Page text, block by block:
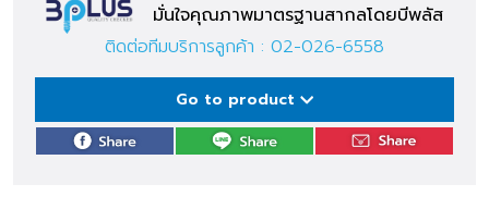
มั่นใจคุณภาพมาตรฐานสากลโดยบีพลัส
ติดต่อทีมบริการลูกค้า : 02-026-6558
Go to product